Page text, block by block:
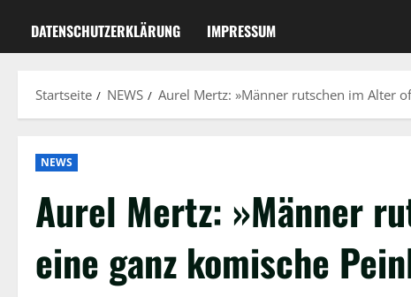
DATENSCHUTZERKLÄRUNG IMPRESSUM
Startseite NEWS Aurel Mertz: »Männer rutschen im Alter
NEWS
Aurel Mertz: »Männer
eine ganz komische